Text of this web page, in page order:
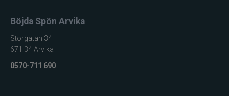
Dano Fly
Böjda Spön Arvika
Storgatan 34
671 34 Arvika
0570-711 690